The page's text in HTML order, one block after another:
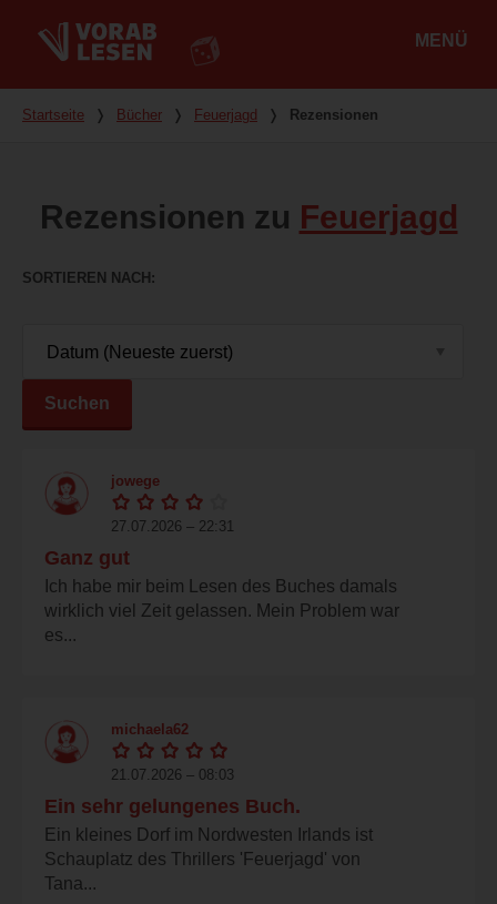
MENÜ
Du bist hier
Startseite ❭ Bücher ❭ Feuerjagd ❭ Rezensionen
Rezensionen zu Feuerjagd
SORTIEREN NACH
Suchen
jowege
27.07.2026 – 22:31
Ganz gut
Ich habe mir beim Lesen des Buches damals
wirklich viel Zeit gelassen. Mein Problem war
es...
michaela62
21.07.2026 – 08:03
Ein sehr gelungenes Buch.
Ein kleines Dorf im Nordwesten Irlands ist
Schauplatz des Thrillers 'Feuerjagd' von
Tana...